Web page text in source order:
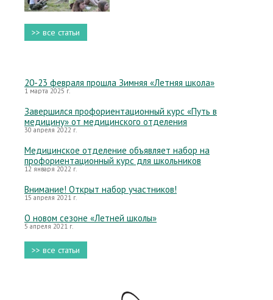
>> все статьи
20-23 февраля прошла Зимняя «Летняя школа»
1 марта 2025 г.
Завершился профориентационный курс «Путь в
медицину» от медицинского отделения
30 апреля 2022 г.
Медицинское отделение объявляет набор на
профориентационный курс для школьников
12 января 2022 г.
Внимание! Открыт набор участников!
15 апреля 2021 г.
О новом сезоне «Летней школы»
5 апреля 2021 г.
>> все статьи